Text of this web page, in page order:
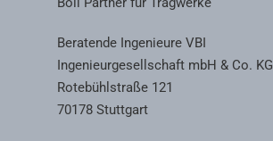
Beratende Ingenieure VBI
Ingenieurgesellschaft mbH & Co. KG
Rotebühlstraße 121
70178 Stuttgart